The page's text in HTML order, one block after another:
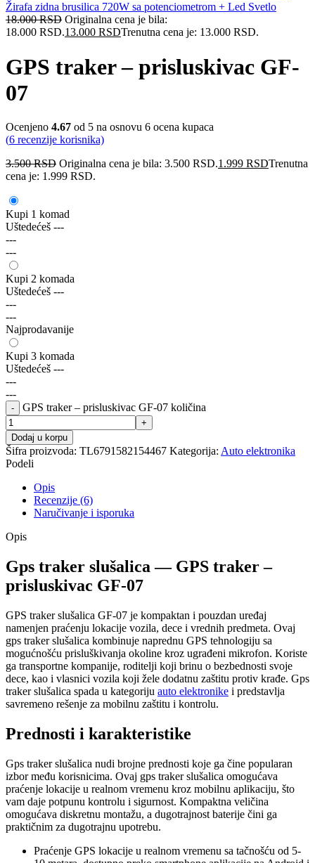
Žirafa zidna brusilica 720W sa potenciometrom + Led Svetlo
18.000RSD Originalna cena je bila:
18.000 RSD.13.000 RSDTrenutna cena je: 13.000 RSD.
GPS traker – prisluskivac GF-
07
Ocenjeno 4.67 od 5 na osnovu 6 ocena kupaca
(6 recenzije korisnika)
3.500RSD Originalna cena je bila: 3.500 RSD.1.999 RSDTrenutna
cena je: 1.999 RSD.
Kupi 1 komad
Uštedećeš ---
---
---
Kupi 2 komada
Uštedećeš ---
---
---
Najprodavanije
Kupi 3 komada
Uštedećeš ---
---
---
GPS traker – prisluskivac GF-07 količina
Dodaj u korpu
Šifra proizvoda: TL6791582154467 Kategorija: Auto elektronika
Podeli
Opis
Recenzije (6)
Naručivanje i isporuka
Opis
Gps traker slušalica — GPS traker –
prisluskivac GF-07
GPS traker slušalica GF-07 je kompaktan i pouzdan uređaj
namenjen praćenju lokacije vozila, dece i vrednih predmeta. Ovaj
gps traker slušalica kombinuje naprednu GPS tehnologiju sa
mogućnošću prisluškivanja okoline kroz ugrađeni mikrofon. Koriste
ga transportne kompanije, roditelji koji brinu o bezbednosti svoje
dece, kao i vlasnici vozila koji žele dodatnu zaštitu protiv krađe. Gps
traker slušalica spada u kategoriju auto elektronike i predstavlja
savremeno rešenje za mobilnu zaštitu i kontrolu.
Prednosti i karakteristike
Gps traker slušalica nudi brojne prednosti koje ga čine popularan
izbor među korisnicima. Ovaj gps traker slušalica omogućava
praćenje lokacije u realnom vremenu kroz mobilnu aplikaciju, što
vam daje potpunu kontrolu i sigurnost. Kompaktna veličina
omogućava diskretnu montažu, a dugotrajnost baterije čini ga
praktičnim za dugotrajnu upotrebu.
Praćenje GPS lokacije u realnom vremenu sa tačnošću od 5-